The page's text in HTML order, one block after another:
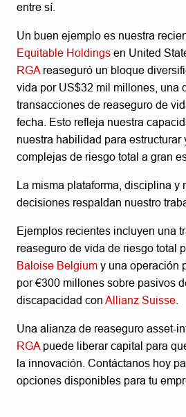
entre sí.
Un buen ejemplo es nuestra
Equitable Holdings en United
RGAreaseguró un bloque
vida por US$32 mil millones, una
transacciones de reaseguro de
fecha. Esto refleja nuestra
nuestra habilidad para
complejas de riesgo total a gran
La misma plataforma, disciplina y
decisiones respaldan nuestro
Ejemplos recientes incluyen una
reaseguro de vida de riesgo total
Baloise Belgium y una operación
por €300 millones sobre pasivos
discapacidad con Allianz Suisse
Una alianza de reaseguro asset-
RGApuede liberar capital para
la innovación. Contáctanos hoy
opciones disponibles para tu